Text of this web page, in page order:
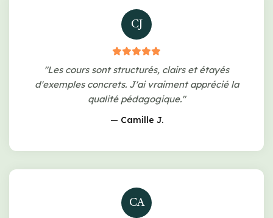
CJ
"Les cours sont structurés, clairs et étayés
d'exemples concrets. J'ai vraiment apprécié la
qualité pédagogique."
— Camille J.
CA